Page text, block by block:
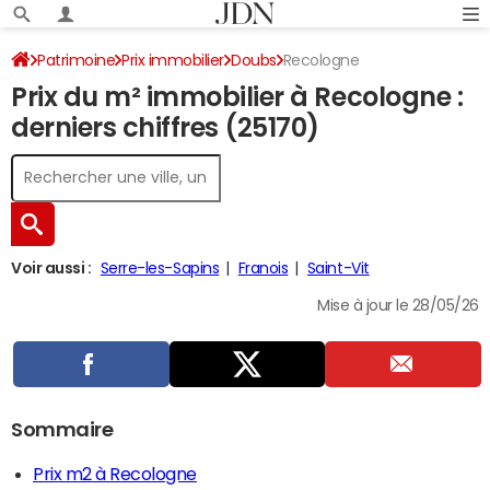
Patrimoine Prix immobilier Doubs Recologne
Prix du m² immobilier à Recologne :
derniers chiffres (25170)
Voir aussi : Serre-les-Sapins Franois Saint-Vit
Mise à jour le 28/05/26
Sommaire
Prix m2 à Recologne